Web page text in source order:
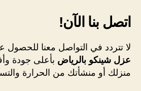
اتصل بنا الآن!
لا تتردد في التواصل معنا
عزل شينكو بالرياض بأعلى جودة
منزلك أو منشأتك من الحرارة